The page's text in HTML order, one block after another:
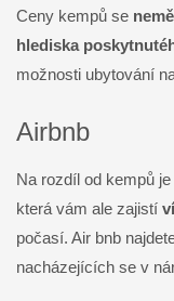
Ceny kempů se
hlediska
možnosti ubytování
Airbnb
Na rozdíl od kempů
která vám ale zajistí
počasí. Air bnb
nacházejících se v